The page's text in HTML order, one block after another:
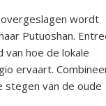
overgeslagen wordt
Putuoshan.
hoe de lokale
ervaart.
stegen van de oude